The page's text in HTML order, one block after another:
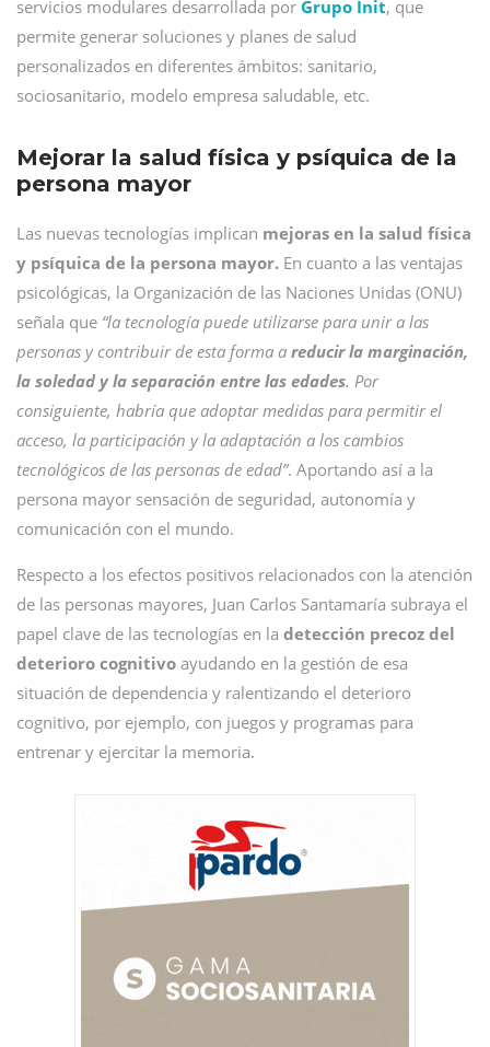
servicios modulares desarrollada por Grupo Init, que
permite generar soluciones y planes de salud
personalizados en diferentes ámbitos: sanitario,
sociosanitario, modelo empresa saludable, etc.
Mejorar la salud física y psíquica de la
persona mayor
Las nuevas tecnologías implican mejoras en la salud física
y psíquica de la persona mayor. En cuanto a las ventajas
psicológicas, la Organización de las Naciones Unidas (ONU)
señala que “la tecnología puede utilizarse para unir a las
personas y contribuir de esta forma a reducir la marginación,
la soledad y la separación entre las edades. Por
consiguiente, habría que adoptar medidas para permitir el
acceso, la participación y la adaptación a los cambios
tecnológicos de las personas de edad”. Aportando así a la
persona mayor sensación de seguridad, autonomía y
comunicación con el mundo.
Respecto a los efectos positivos relacionados con la atención
de las personas mayores, Juan Carlos Santamaría subraya el
papel clave de las tecnologías en la detección precoz del
deterioro cognitivo ayudando en la gestión de esa
situación de dependencia y ralentizando el deterioro
cognitivo, por ejemplo, con juegos y programas para
entrenar y ejercitar la memoria.